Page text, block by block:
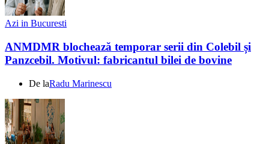
Azi in Bucuresti
ANMDMR blochează temporar serii din Colebil și
Panzcebil. Motivul: fabricantul bilei de bovine
De laRadu Marinescu